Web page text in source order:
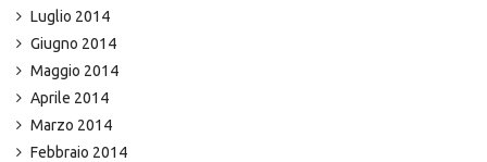
Luglio 2014
Giugno 2014
Maggio 2014
Aprile 2014
Marzo 2014
Febbraio 2014